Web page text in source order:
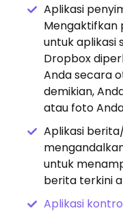
Aplikasi
Mengaktifkan
untuk aplikasi
Dropbox
Anda secara
demikian,
atau foto
Aplikasi
untuk
berita terkini
Aplikasi